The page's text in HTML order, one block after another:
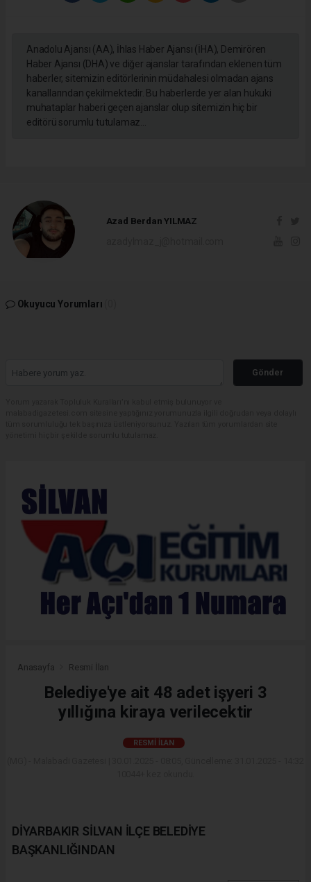
Anadolu Ajansı (AA), İhlas Haber Ajansı (İHA), Demirören
Haber Ajansı (DHA) ve diğer ajanslar tarafından eklenen tüm
haberler, sitemizin editörlerinin müdahalesi olmadan ajans
kanallarından çekilmektedir. Bu haberlerde yer alan hukuki
muhataplar haberi geçen ajanslar olup sitemizin hiç bir
editörü sorumlu tutulamaz...
Azad Berdan YILMAZ
Okuyucu Yorumları
Gönder
Anasayfa Resmi İlan
Belediye'ye ait 48 adet işyeri 3
yıllığına kiraya verilecektir
RESMI İLAN
DİYARBAKIR SİLVAN İLÇE BELEDİYE
BAŞKANLIĞINDAN